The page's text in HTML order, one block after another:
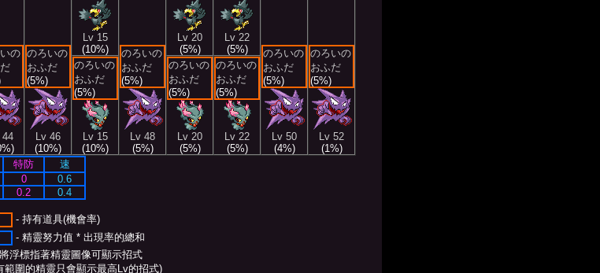
の
44
のろいの
おふだ
(5%)
Lv 46
(10%)
Lv 15
(10%)
のろいの
おふだ
(5%)
Lv 48
(5%)
Lv 20
(5%)
Lv 22
(5%)
のろいの
おふだ
(5%)
Lv 50
(4%)
のろいの
おふだ
(5%)
Lv 52
(1%)
のろいの
おふだ
(5%)
Lv 15
(10%)
のろいの
おふだ
(5%)
Lv 20
(5%)
のろいの
おふだ
(5%)
Lv 22
(5%)
特防
速
0
0.6
0.2 0.4
- 持有道具(機會率)
- 精靈努力值 * 出現率的總和
將浮標指著精靈圖像可顯示招式
範圍的精靈只會顯示最高Lv的招式)